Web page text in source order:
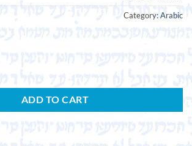
Category:Arabic
ADD TO CART